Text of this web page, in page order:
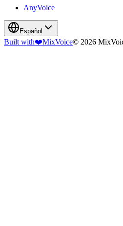
AnyVoice
Español
Built with❤️MixVoice© 2026